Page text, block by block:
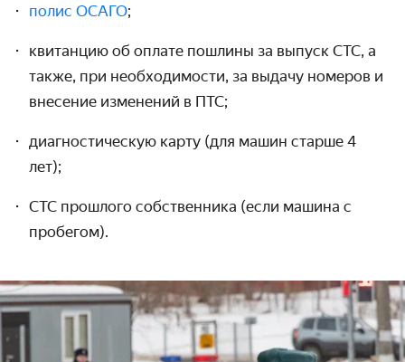
полис ОСАГО;
квитанцию об оплате пошлины за выпуск СТС, а
также, при необходимости, за выдачу номеров и
внесение изменений в ПТС;
диагностическую карту (для машин старше 4
лет);
СТС прошлого собственника (если машина с
пробегом).